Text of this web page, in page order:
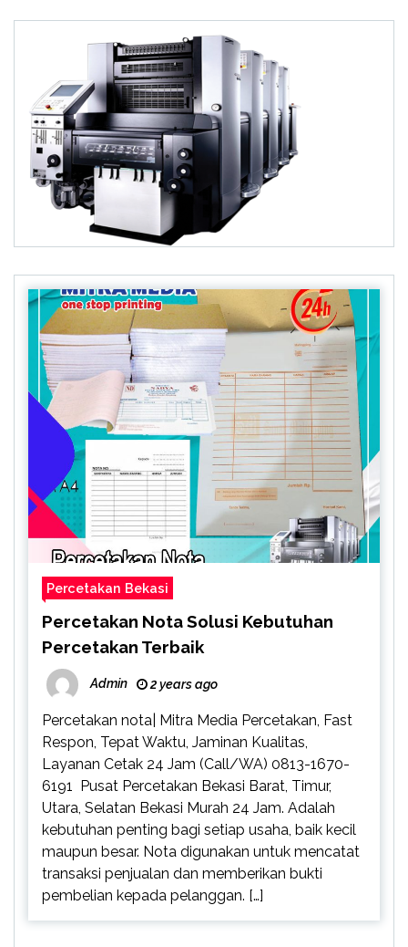
Percetakan Bekasi
Percetakan Nota Solusi Kebutuhan
Percetakan Terbaik
Admin 2 years ago
Percetakan nota| Mitra Media Percetakan, Fast
Respon, Tepat Waktu, Jaminan Kualitas,
Layanan Cetak 24 Jam (Call/WA) 0813-1670-
6191 Pusat Percetakan Bekasi Barat, Timur,
Utara, Selatan Bekasi Murah 24 Jam. Adalah
kebutuhan penting bagi setiap usaha, baik kecil
maupun besar. Nota digunakan untuk mencatat
transaksi penjualan dan memberikan bukti
pembelian kepada pelanggan. […]